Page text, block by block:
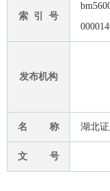
索 引 号
发布机构
名 称 湖北
文 号